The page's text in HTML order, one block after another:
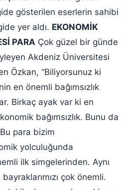
gösterilen eserlerin sahibi
yer aldı. EKONOMİK
PARA Çok güzel bir günde
Akdeniz Üniversitesi
Özkan, “Biliyorsunuz ki
en önemli bağımsızlık
Birkaç ayak var ki en
bağımsızlık. Bunu da
para bizim
yolculuğunda
ilk simgelerinden. Aynı
çok önemli.